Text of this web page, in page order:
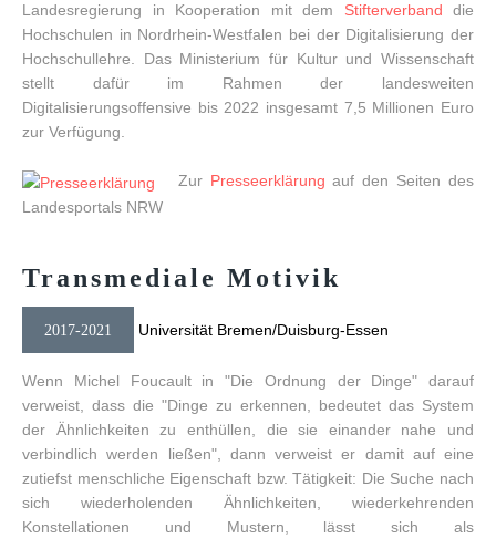
Landesregierung in Kooperation mit dem Stifterverband die
Hochschulen in Nordrhein-Westfalen bei der Digitalisierung der
Hochschullehre. Das Ministerium für Kultur und Wissenschaft
stellt dafür im Rahmen der landesweiten
Digitalisierungsoffensive bis 2022 insgesamt 7,5 Millionen Euro
zur Verfügung.
Zur Presseerklärung auf den Seiten des
Landesportals NRW
Transmediale Motivik
2017-2021 Universität Bremen/Duisburg-Essen
Wenn Michel Foucault in "Die Ordnung der Dinge" darauf
verweist, dass die "Dinge zu erkennen, bedeutet das System
der Ähnlichkeiten zu enthüllen, die sie einander nahe und
verbindlich werden ließen", dann verweist er damit auf eine
zutiefst menschliche Eigenschaft bzw. Tätigkeit: Die Suche nach
sich wiederholenden Ähnlichkeiten, wiederkehrenden
Konstellationen und Mustern, lässt sich als